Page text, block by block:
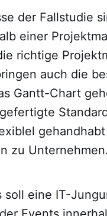
der Fallstudie
einer
richtige
auch die
Gantt-Chart
zu Unternehmen.
soll eine IT-